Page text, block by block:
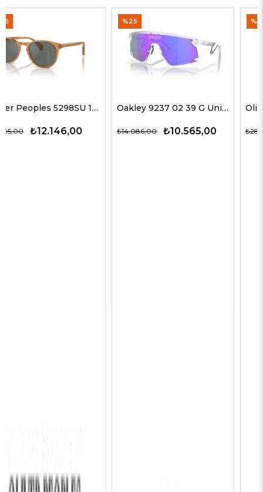
Oakley 9237 02 39 G Unisex Güneş Gözlükleri
₺10.565,00
₺14.086,00
Oliver Peoples 5514SU 1678C5 51 G Unisex Güneş Gözlükleri
₺14.143,00
₺28.285,00